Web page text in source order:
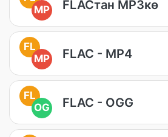
MP
FLACтан MP3кө
FL
MP
FLAC - MP4
FL
OG
FLAC - OGG